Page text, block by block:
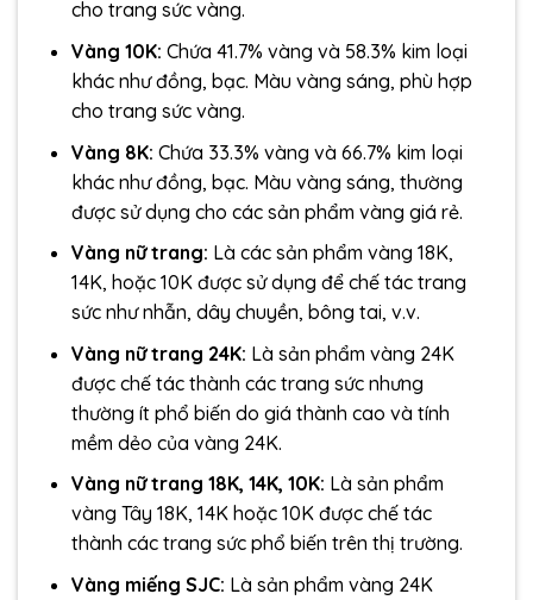
cho trang sức vàng.
Vàng 10K: Chứa 41.7% vàng và 58.3% kim loại
khác như đồng, bạc. Màu vàng sáng, phù hợp
cho trang sức vàng.
Vàng 8K: Chứa 33.3% vàng và 66.7% kim loại
khác như đồng, bạc. Màu vàng sáng, thường
được sử dụng cho các sản phẩm vàng giá rẻ.
Vàng nữ trang: Là các sản phẩm vàng 18K,
14K, hoặc 10K được sử dụng để chế tác trang
sức như nhẫn, dây chuyền, bông tai, v.v.
Vàng nữ trang 24K: Là sản phẩm vàng 24K
được chế tác thành các trang sức nhưng
thường ít phổ biến do giá thành cao và tính
mềm dẻo của vàng 24K.
Vàng nữ trang 18K, 14K, 10K: Là sản phẩm
vàng Tây 18K, 14K hoặc 10K được chế tác
thành các trang sức phổ biến trên thị trường.
Vàng miếng SJC: Là sản phẩm vàng 24K